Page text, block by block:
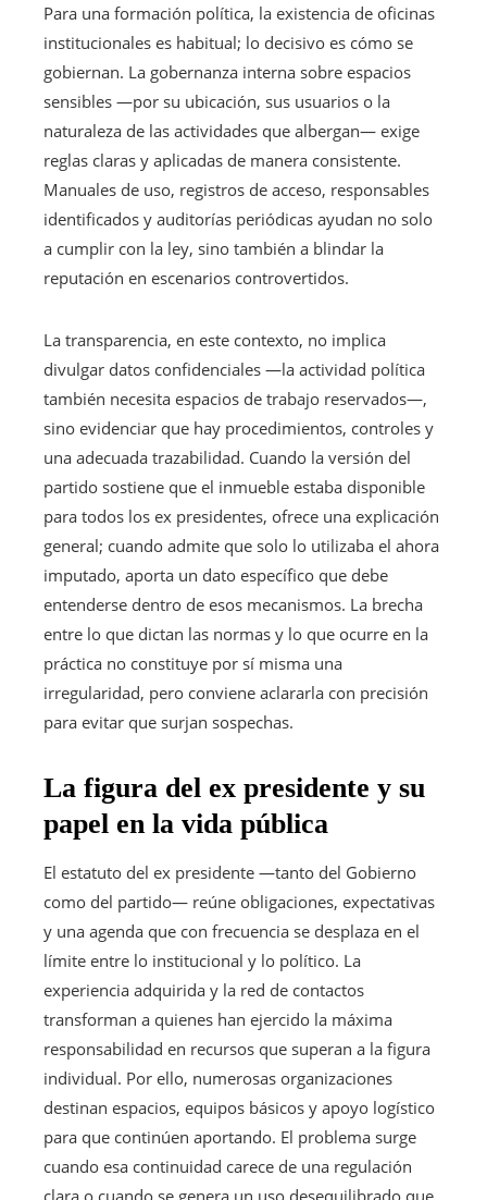
Para una formación política, la existencia de oficinas
institucionales es habitual; lo decisivo es cómo se
gobiernan. La gobernanza interna sobre espacios
sensibles —por su ubicación, sus usuarios o la
naturaleza de las actividades que albergan— exige
reglas claras y aplicadas de manera consistente.
Manuales de uso, registros de acceso, responsables
identificados y auditorías periódicas ayudan no solo
a cumplir con la ley, sino también a blindar la
reputación en escenarios controvertidos.
La transparencia, en este contexto, no implica
divulgar datos confidenciales —la actividad política
también necesita espacios de trabajo reservados—,
sino evidenciar que hay procedimientos, controles y
una adecuada trazabilidad. Cuando la versión del
partido sostiene que el inmueble estaba disponible
para todos los ex presidentes, ofrece una explicación
general; cuando admite que solo lo utilizaba el ahora
imputado, aporta un dato específico que debe
entenderse dentro de esos mecanismos. La brecha
entre lo que dictan las normas y lo que ocurre en la
práctica no constituye por sí misma una
irregularidad, pero conviene aclararla con precisión
para evitar que surjan sospechas.
La figura del ex presidente y su
papel en la vida pública
El estatuto del ex presidente —tanto del Gobierno
como del partido— reúne obligaciones, expectativas
y una agenda que con frecuencia se desplaza en el
límite entre lo institucional y lo político. La
experiencia adquirida y la red de contactos
transforman a quienes han ejercido la máxima
responsabilidad en recursos que superan a la figura
individual. Por ello, numerosas organizaciones
destinan espacios, equipos básicos y apoyo logístico
para que continúen aportando. El problema surge
cuando esa continuidad carece de una regulación
clara o cuando se genera un uso desequilibrado que,